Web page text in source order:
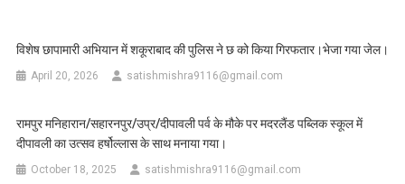
विशेष छापामारी अभियान में शकूराबाद की पुलिस ने छ को किया गिरफतार।भेजा गया जेल।
April 20, 2026 satishmishra9116@gmail.com
रामपुर मनिहारान/सहारनपुर/उप्र/दीपावली पर्व के मौके पर मदरलैंड पब्लिक स्कूल में
दीपावली का उत्सव हर्षोल्लास के साथ मनाया गया।
October 18, 2025 satishmishra9116@gmail.com